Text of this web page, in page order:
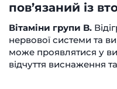
пов’язаний із
Вітаміни групи B.
нервової системи та
може проявлятися у
відчуття виснаження